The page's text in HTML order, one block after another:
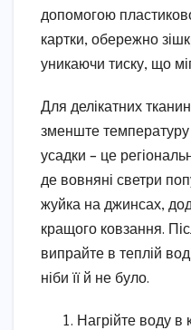
допомогою
картки, обережно
уникаючи тиску, що
Для делікатних
зменште температуру
усадки – це
де вовняні светри
жуйка на джинсах,
кращого ковзання.
випрайте в теплій
ніби її й не було.
Нагрійте воду в